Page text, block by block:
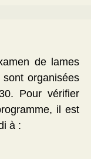
de lames
organisées
Pour vérifier
il est
à :